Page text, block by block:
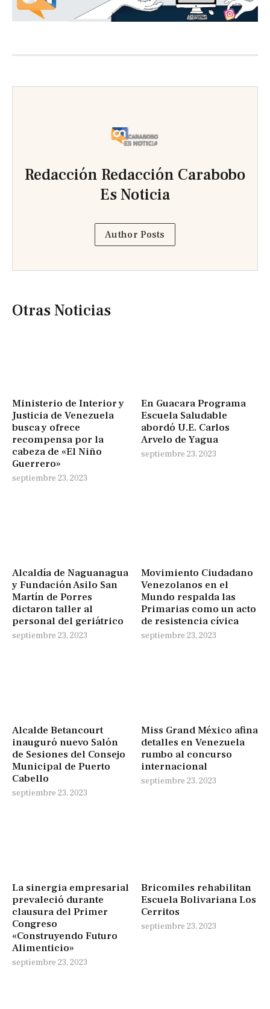
slide slide
Redacción Redacción Carabobo
Es Noticia
Author Posts
Otras Noticias
Ministerio de Interior y
Justicia de Venezuela
busca y ofrece
recompensa por la
cabeza de «El Niño
Guerrero»
septiembre 23, 2023
En Guacara Programa
Escuela Saludable
abordó U.E. Carlos
Arvelo de Yagua
septiembre 23, 2023
Alcaldía de Naguanagua
y Fundación Asilo San
Martín de Porres
dictaron taller al
personal del geriátrico
septiembre 23, 2023
Movimiento Ciudadano
Venezolanos en el
Mundo respalda las
Primarias como un acto
de resistencia cívica
septiembre 23, 2023
Alcalde Betancourt
inauguró nuevo Salón
de Sesiones del Consejo
Municipal de Puerto
Cabello
septiembre 23, 2023
Miss Grand México afina
detalles en Venezuela
rumbo al concurso
internacional
septiembre 23, 2023
La sinergia empresarial
prevaleció durante
clausura del Primer
Congreso
«Construyendo Futuro
Alimenticio»
septiembre 23, 2023
Bricomiles rehabilitan
Escuela Bolivariana Los
Cerritos
septiembre 23, 2023